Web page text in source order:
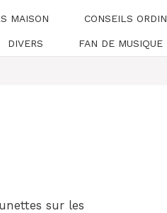
MAISON CONSEILS
DIVERS FAN DE MUSIQUE
sur les